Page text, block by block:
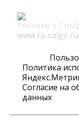
Рекламу в
www.ra-salgir.ru
Политика
Согласие на
данных